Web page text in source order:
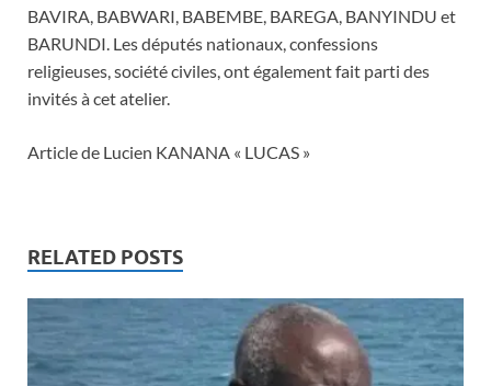
BAVIRA, BABWARI, BABEMBE, BAREGA, BANYINDU et
BARUNDI. Les députés nationaux, confessions
religieuses, société civiles, ont également fait parti des
invités à cet atelier.
Article de Lucien KANANA « LUCAS »
RELATED POSTS